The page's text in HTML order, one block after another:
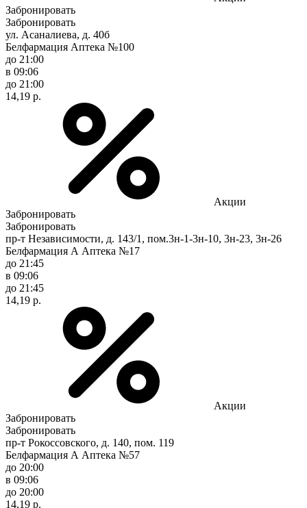
Забронировать
Забронировать
ул. Асаналиева, д. 40б
Белфармация Аптека №100
до 21:00
в 09:06
до 21:00
14,19 р.
Акции
Забронировать
Забронировать
пр-т Независимости, д. 143/1, пом.3н-1-3н-10, 3н-23, 3н-26
Белфармация А Аптека №17
до 21:45
в 09:06
до 21:45
14,19 р.
Акции
Забронировать
Забронировать
пр-т Рокоссовского, д. 140, пом. 119
Белфармация А Аптека №57
до 20:00
в 09:06
до 20:00
14,19 р.